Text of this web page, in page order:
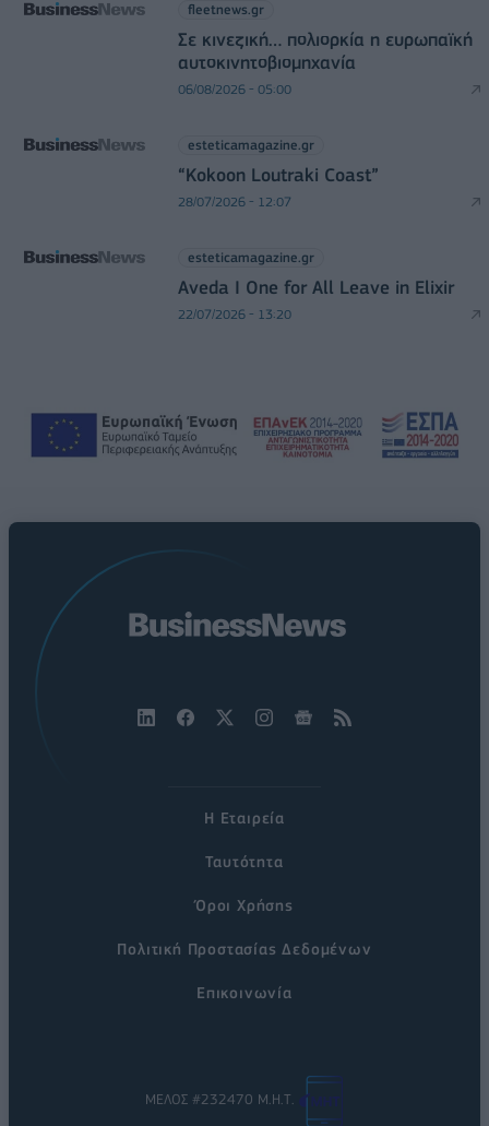
fleetnews.gr
Σε κινεζική… πολιορκία η ευρωπαϊκή
αυτοκινητοβιομηχανία
06/08/2026 - 05:00
esteticamagazine.gr
“Kokoon Loutraki Coast”
28/07/2026 - 12:07
esteticamagazine.gr
Aveda I One for All Leave in Elixir
22/07/2026 - 13:20
Η Εταιρεία
Ταυτότητα
Όροι Χρήσης
Πολιτική Προστασίας Δεδομένων
Επικοινωνία
ΜΕΛΟΣ #232470 Μ.Η.Τ.